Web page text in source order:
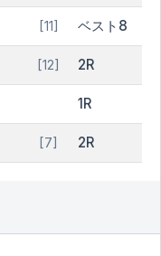
[11] ベスト8
[12] 2R
1R
[7] 2R